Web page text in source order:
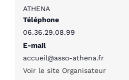
ATHENA
Téléphone
06.36.29.08.99
E-mail
accueil@asso-athena.fr
Voir le site Organisateur